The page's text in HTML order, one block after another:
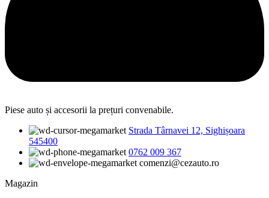
Piese auto și accesorii la prețuri convenabile.
Strada Târnavei 12, Sighișoara
545400
0762 009 367
comenzi@cezauto.ro
Magazin